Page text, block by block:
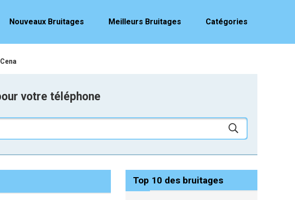
Nouveaux Bruitages Meilleurs Bruitages Catégories
votre téléphone
Top 10 des bruitages